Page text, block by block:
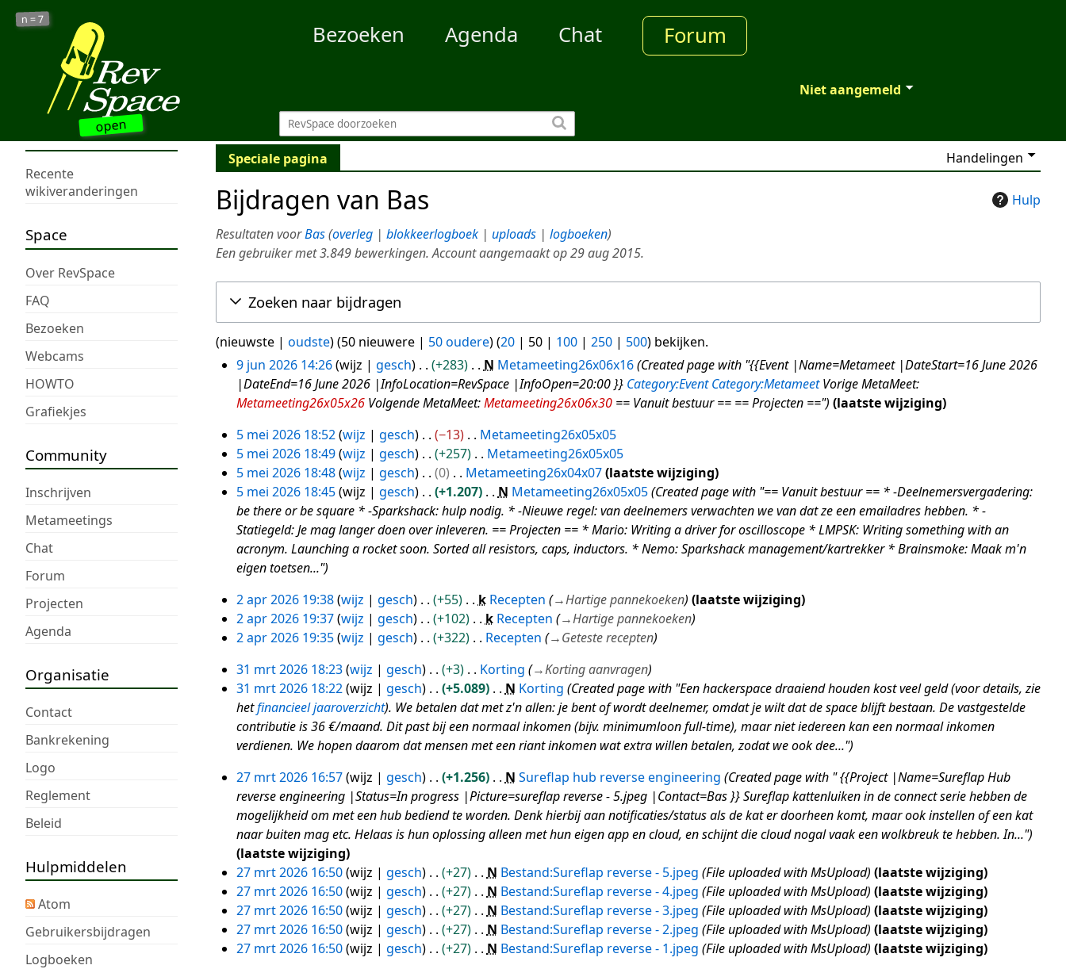
open
n =7
Bezoeken Agenda Chat Forum
Niet aangemeld
Recente
wikiveranderingen
Space
Over RevSpace
FAQ
Bezoeken
Webcams
HOWTO
Grafiekjes
Community
Inschrijven
Metameetings
Chat
Forum
Projecten
Agenda
Organisatie
Contact
Bankrekening
Logo
Reglement
Beleid
Hulpmiddelen
Atom
Gebruikersbijdragen
Logboeken
Speciale pagina Handelingen
Hulp
Bijdragen van Bas
Resultaten voorBas overleg blokkeerlogboek uploads
logboeken
Een gebruiker met 3.849 bewerkingen. Account aangemaakt op 29 aug 2015.
Zoeken naar bijdragen
(nieuwste | oudste) (50 nieuwere | 50 oudere) (20 | 50 | 100 | 250 | 500) bekijken.
9
jun
2026
9 jun 2026 14:26 wijz gesch +283 N Metameeting26x06x16 Created page with "{{Event |Name=Metameet |DateStart=16 June 2026
|DateEnd=16 June 2026 |InfoLocation=RevSpace |InfoOpen=20:00 }} Category:Event Category:MetameetVorige MetaMeet:
Metameeting26x05x26Volgende MetaMeet:Metameeting26x06x30== Vanuit bestuur == == Projecten ==" laatste wijziging
5
mei
2026
5 mei 2026 18:52 wijz gesch −13
Metameeting26x05x05
G
e
e
n
b
e
w
r
k
i
n
g
s
e
n
v
a
t
t
i
n
g
5 mei 2026 18:49 wijz gesch +257
Metameeting26x05x05
G
e
e
n
b
e
e
r
k
i
n
g
m
e
n
v
a
t
t
i
n
g
5 mei 2026 18:48 wijz gesch 0
Metameeting26x04x07
G
e
e
n
b
w
e
r
k
i
n
a
m
e
n
v
a
t
t
i
n
laatste wijziging
5 mei 2026 18:45 wijz gesch +1.207 N Metameeting26x05x05 Created page with "== Vanuit bestuur == * -Deelnemersvergadering:
be there or be square * -Sparkshack: hulp nodig. * -Nieuwe regel: van deelnemers verwachten we van dat ze een emailadres hebben. * -
Statiegeld: Je mag langer doen over inleveren. == Projecten == * Mario: Writing a driver for oscilloscope * LMPSK: Writing something with an
acronym. Launching a rocket soon. Sorted all resistors, caps, inductors. * Nemo: Sparkshack management/kartrekker * Brainsmoke: Maak m'n
eigen toetsen..."
2
apr
2026
2 apr 2026 19:38 wijz gesch +55 k Recepten →Hartige pannekoeken
laatste wijziging
2 apr 2026 19:37 wijz gesch +102 k Recepten →Hartige pannekoeken
2 apr 2026 19:35 wijz gesch +322 Recepten →Geteste recepten
31
mrt
2026
31 mrt 2026 18:23 wijz gesch +3 Korting →Korting aanvragen
31 mrt 2026 18:22 wijz gesch +5.089 N Korting Created page with "Een hackerspace draaiend houden kost veel geld (voor details, zie
hetfinancieel jaaroverzicht). We betalen dat met z'n allen: je bent of wordt deelnemer, omdat je wilt dat de space blijft bestaan. De vastgestelde
contributie is 36 €/maand. Dit past bij een normaal inkomen (bijv. minimumloon full-time), maar niet iedereen kan een normaal inkomen
verdienen. We hopen daarom dat mensen met een riant inkomen wat extra willen betalen, zodat we ook dee..."
27
mrt
2026
27 mrt 2026 16:57 wijz gesch +1.256 N Sureflap hub reverse engineering Created page with " {{Project |Name=Sureflap Hub
reverse engineering |Status=In progress |Picture=sureflap reverse - 5.jpeg |Contact=Bas }} Sureflap kattenluiken in de connect serie hebben de
mogelijkheid om met een hub bediend te worden. Denk hierbij aan notificaties/status als de kat er doorheen komt, maar ook instellen of een kat
naar buiten mag etc. Helaas is hun oplossing alleen met hun eigen app en cloud, en schijnt die cloud nogal vaak een wolkbreuk te hebben. In..."
laatste wijziging
27 mrt 2026 16:50 wijz gesch +27 N Bestand:Sureflap reverse - 5.jpeg File uploaded with MsUpload
laatste wijziging
27 mrt 2026 16:50 wijz gesch +27 N Bestand:Sureflap reverse - 4.jpeg File uploaded with MsUpload
laatste wijziging
27 mrt 2026 16:50 wijz gesch +27 N Bestand:Sureflap reverse - 3.jpeg File uploaded with MsUpload
laatste wijziging
27 mrt 2026 16:50 wijz gesch +27 N Bestand:Sureflap reverse - 2.jpeg File uploaded with MsUpload
laatste wijziging
27 mrt 2026 16:50 wijz gesch +27 N Bestand:Sureflap reverse - 1.jpeg File uploaded with MsUpload laatste wijziging